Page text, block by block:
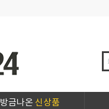
방금나온 신상품